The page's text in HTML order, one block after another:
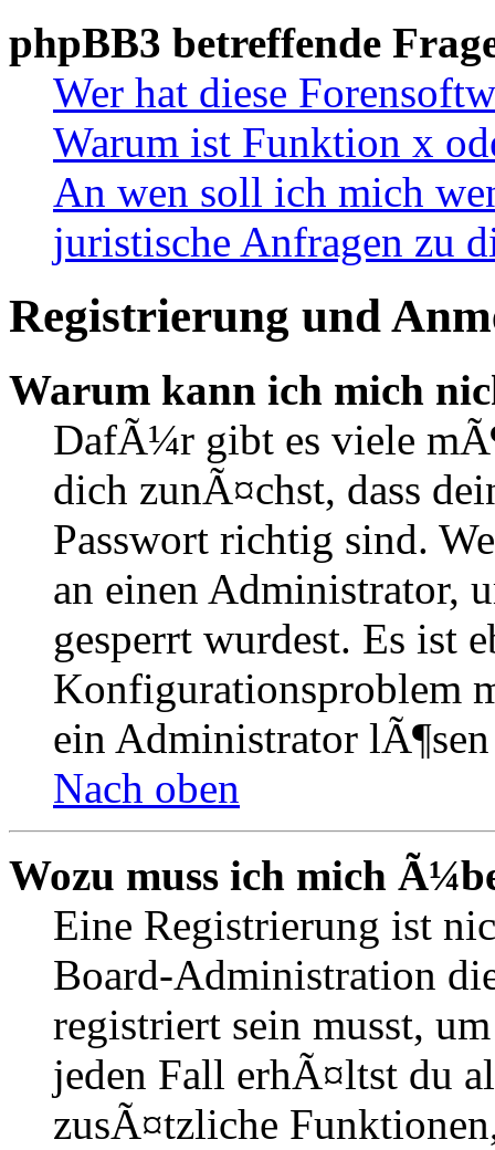
phpBB3 betreffende
Wer hat diese
Warum ist Funktion x
An wen soll ich mich
juristische Anfragen zu
Registrierung und
Warum kann ich mich
DafÃ¼r gibt es viele
dich zunÃ¤chst, dass
Passwort richtig sind.
an einen Administrator,
gesperrt wurdest. Es ist
Konfigurationsproblem
ein Administrator lÃ¶sen
Nach oben
Wozu muss ich mich
Eine Registrierung ist
Board-Administration
registriert sein musst,
jeden Fall erhÃ¤ltst du
zusÃ¤tzliche